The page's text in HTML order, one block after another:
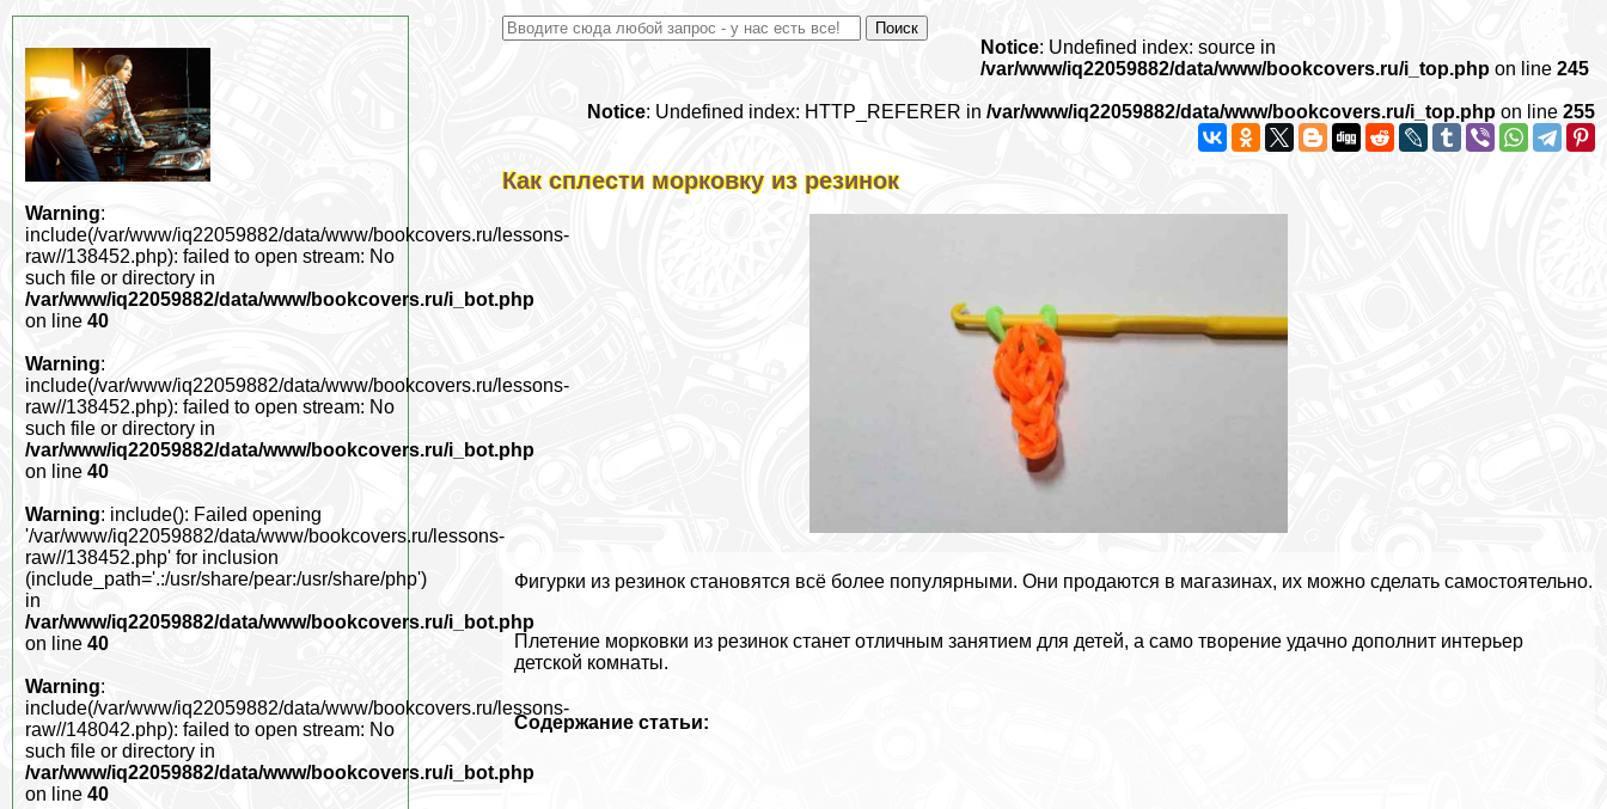
Notice: Undefined index: source in
/var/www/iq22059882/data/www/bookcovers.ru/i_top.php on line245
Notice: Undefined index: HTTP_REFERER in /var/www/iq22059882/data/www/bookcovers.ru/i_top.php on line 255
Как сплести морковку из резинок
Фигурки из резинок становятся всё более популярными. Они продаются в магазинах, их можно сделать самостоятельно.
Плетение морковки из резинок станет отличным занятием для детей, а само творение удачно дополнит интерьер
детской комнаты.
Содержание статьи:
Warning:
include(/var/www/iq22059882/data/www/bookcovers.ru/lessons-
raw//138452.php): failed to open stream: No
such file or directory in
/var/www/iq22059882/data/www/bookcovers.ru/i_bot.php
on line 40
Warning:
include(/var/www/iq22059882/data/www/bookcovers.ru/lessons-
raw//138452.php): failed to open stream: No
such file or directory in
/var/www/iq22059882/data/www/bookcovers.ru/i_bot.php
on line 40
Warning: include(): Failed opening
'/var/www/iq22059882/data/www/bookcovers.ru/lessons-
raw//138452.php' for inclusion
(include_path='.:/usr/share/pear:/usr/share/php')
in
/var/www/iq22059882/data/www/bookcovers.ru/i_bot.php
on line 40
Warning:
include(/var/www/iq22059882/data/www/bookcovers.ru/lessons-
raw//148042.php): failed to open stream: No
such file or directory in
/var/www/iq22059882/data/www/bookcovers.ru/i_bot.php
on line 40